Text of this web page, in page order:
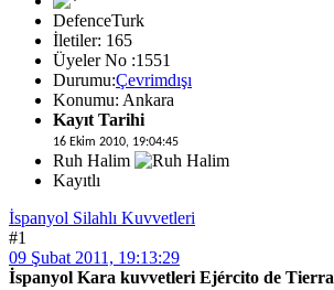
DefenceTurk
İletiler: 165
Üyeler No :1551
Durumu:Çevrimdışı
Konumu: Ankara
Kayıt Tarihi
16 Ekim 2010, 19:04:45
Ruh Halim
Kayıtlı
İspanyol Silahlı Kuvvetleri
#1
09 Şubat 2011, 19:13:29
İspanyol Kara kuvvetleri Ejército de Tierra